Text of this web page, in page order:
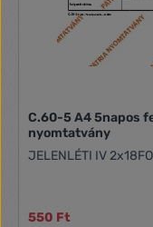
C.60-5 A4 5napos
nyomtatvány
JELENLÉTI IV
550 Ft